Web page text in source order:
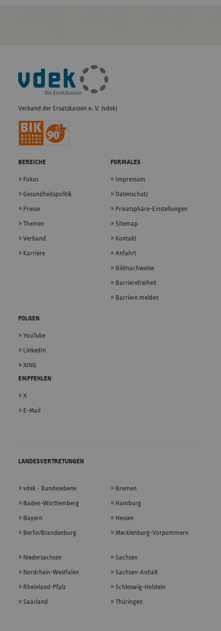
Fußleisten-
Navigation
Verband der Ersatzkassen e. V. (vdek)
BEREICHE
Fokus
Gesundheitspolitik
Presse
Themen
Verband
Karriere
FORMALES
Impressum
Datenschutz
Privatsphäre-Einstellungen
Sitemap
Kontakt
Anfahrt
Bildnachweise
Barrierefreiheit
Barriere melden
FOLGEN
YouTube
LinkedIn
XING
EMPFEHLEN
X
E-Mail
LANDESVERTRETUNGEN
vdek - Bundesebene
Baden-Württemberg
Bayern
Berlin/Brandenburg
Bremen
Hamburg
Hessen
Mecklenburg-Vorpommern
Niedersachsen
Nordrhein-Westfalen
Rheinland-Pfalz
Saarland
Sachsen
Sachsen-Anhalt
Schleswig-Holstein
Thüringen